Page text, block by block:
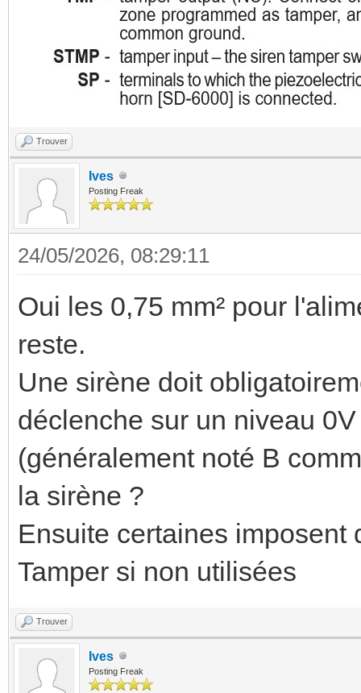
Trouver
Ives
Posting Freak
24/05/2026, 08:29:11
Oui les 0,75 mm² pour
reste.
Une sirène doit
déclenche sur un niveau
(généralement noté B
la sirène ?
Ensuite certaines imposent
Tamper si non utilisées
Trouver
Ives
Posting Freak